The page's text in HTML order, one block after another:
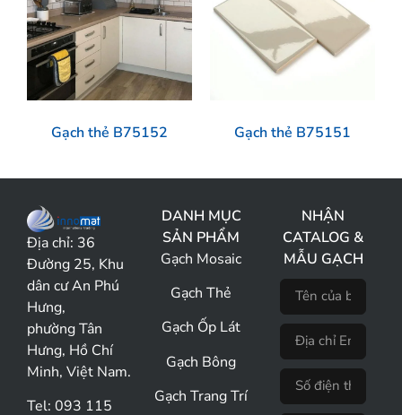
Gạch thẻ B75152 Gạch thẻ B75151
Địa chỉ: 36
Đường 25, Khu
dân cư An Phú
Hưng,
phường Tân
Hưng, Hồ Chí
Minh, Việt Nam.
Tel: 093 115
DANH MỤC
SẢN PHẨM
Gạch Mosaic
Gạch Thẻ
Gạch Ốp Lát
Gạch Bông
Gạch Trang Trí
NHẬN
CATALOG &
MẪU GẠCH